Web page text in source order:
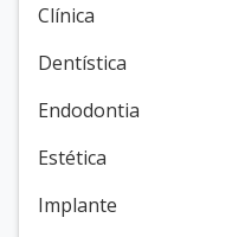
Clínica
Dentística
Endodontia
Estética
Implante